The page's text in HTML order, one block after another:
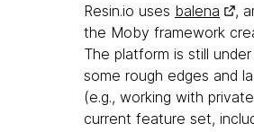
Resin.io uses balena
,
the Moby framework
The platform is still
some rough edges and
(e.g., working with
current feature set,